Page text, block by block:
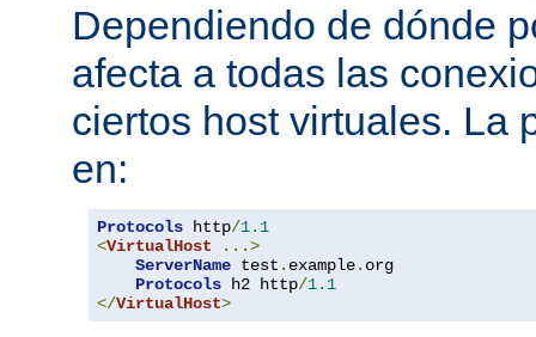
Dependiendo de dónde
afecta a todas las
ciertos host virtuales. La
en:
Protocols http/1.1
<VirtualHost
...>
ServerName test . example. org
Protocols h2 http/1.1
</VirtualHost>